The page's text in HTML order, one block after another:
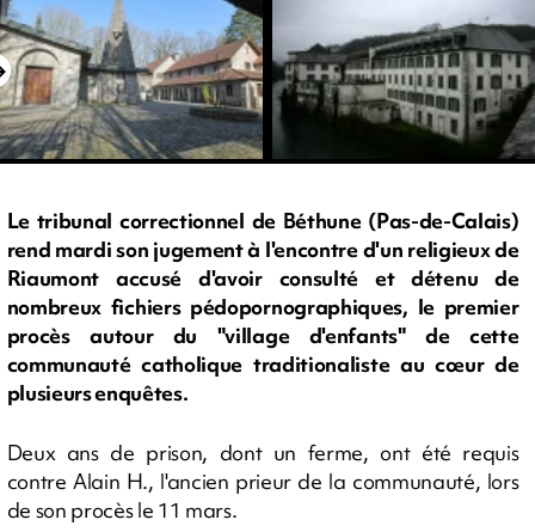
Le tribunal correctionnel de Béthune (Pas-de-Calais)
rend mardi son jugement à l'encontre d'un religieux de
Riaumont accusé d'avoir consulté et détenu de
nombreux fichiers pédopornographiques, le premier
procès autour du "village d'enfants" de cette
communauté catholique traditionaliste au cœur de
plusieurs enquêtes.
Deux ans de prison, dont un ferme, ont été requis
contre Alain H., l'ancien prieur de la communauté, lors
de son procès le 11 mars.